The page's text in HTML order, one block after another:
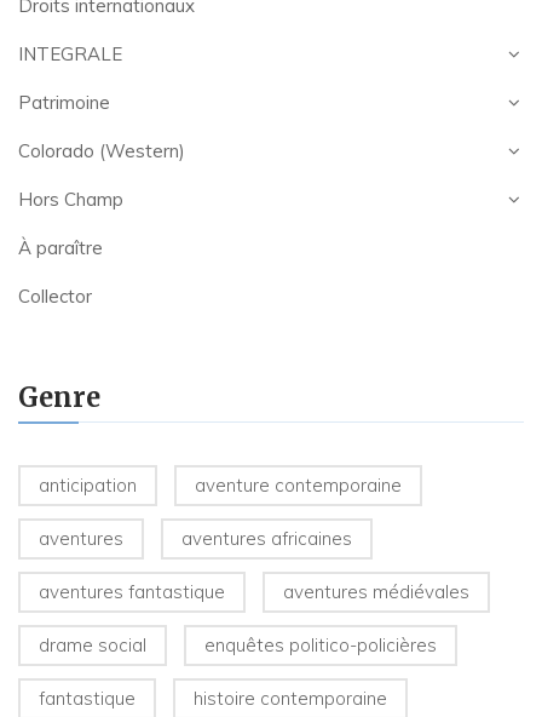
Droits internationaux
INTEGRALE
Patrimoine
Colorado (Western)
Hors Champ
À paraître
Collector
Genre
anticipation aventure contemporaine
aventures aventures africaines
aventures fantastique aventures médiévales
drame social enquêtes politico-policières
fantastique histoire contemporaine